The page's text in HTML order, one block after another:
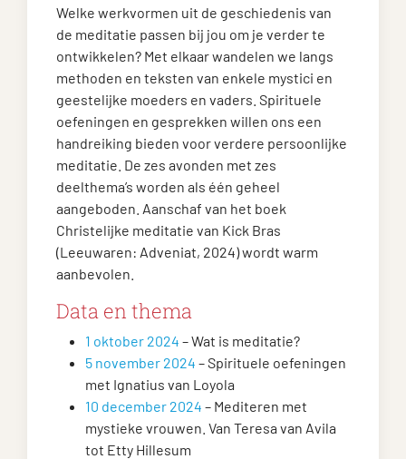
Welke werkvormen uit de geschiedenis van
de meditatie passen bij jou om je verder te
ontwikkelen? Met elkaar wandelen we langs
methoden en teksten van enkele mystici en
geestelijke moeders en vaders. Spirituele
oefeningen en gesprekken willen ons een
handreiking bieden voor verdere persoonlijke
meditatie. De zes avonden met zes
deelthema’s worden als één geheel
aangeboden. Aanschaf van het boek
Christelijke meditatie van Kick Bras
(Leeuwaren: Adveniat, 2024) wordt warm
aanbevolen.
Data en thema
1 oktober 2024 – Wat is meditatie?
5 november 2024 – Spirituele oefeningen
met Ignatius van Loyola
10 december 2024 – Mediteren met
mystieke vrouwen. Van Teresa van Avila
tot Etty Hillesum